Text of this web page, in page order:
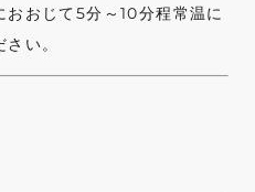
おおじて5分～10分程常温に
い。